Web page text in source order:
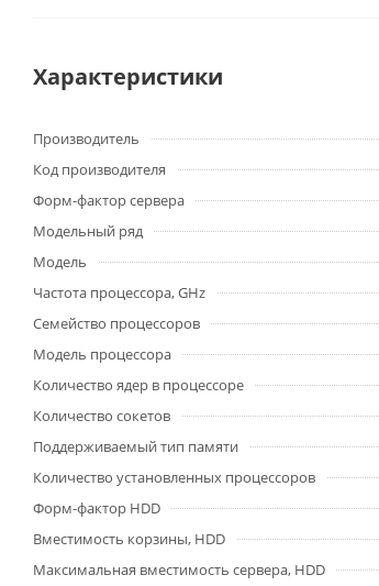
Характеристики
Производитель
Код производителя
Форм-фактор сервера
Модельный ряд
Модель
Частота процессора, GHz
Семейство процессоров
Модель процессора
Количество ядер в процессоре
Количество сокетов
Поддерживаемый тип памяти
Количество установленных процессоров
Форм-фактор HDD
Вместимость корзины, HDD
Максимальная вместимость сервера, HDD